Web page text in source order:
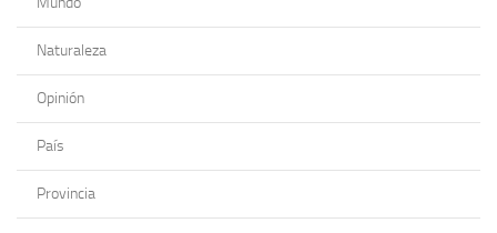
Naturaleza
Opinión
País
Provincia